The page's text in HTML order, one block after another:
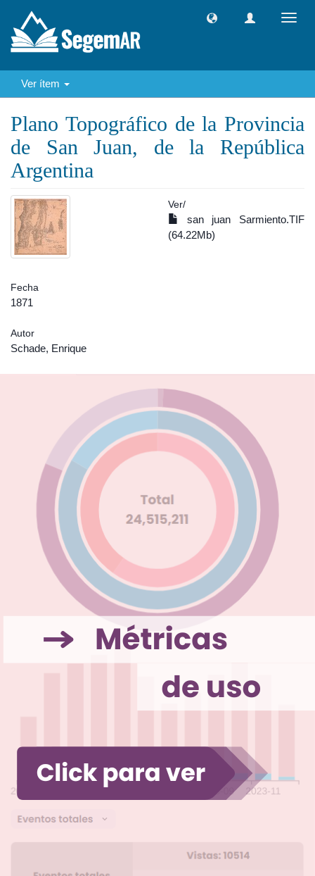
Ver ítem
Plano Topográfico de la Provincia
de San Juan, de la República
Argentina
Ver/
san juan Sarmiento.TIF
(64.22Mb)
Fecha
1871
Autor
Schade, Enrique